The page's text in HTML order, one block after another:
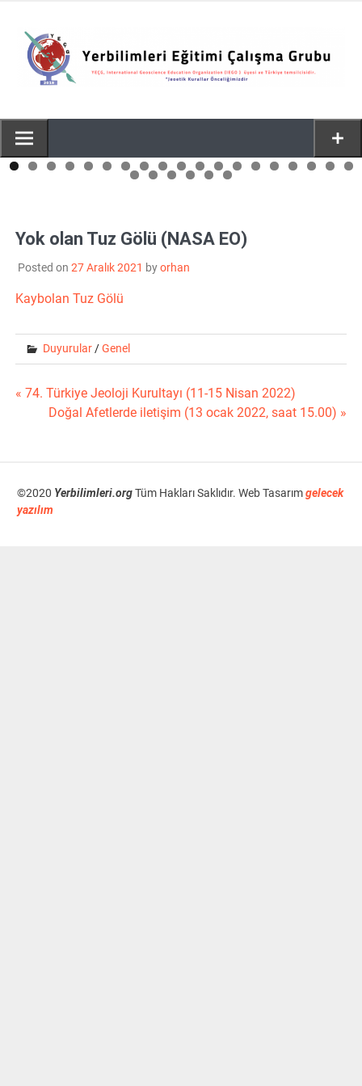
content
Yok olan Tuz Gölü (NASA EO)
Posted on 27 Aralık 2021 byorhan
Kaybolan Tuz Gölü
Duyurular/Genel
Yazı
« 74. Türkiye Jeoloji Kurultayı (11-15 Nisan 2022)
Doğal Afetlerde iletişim (13 ocak 2022, saat 15.00) »
©2020 Yerbilimleri.orgTüm Hakları Saklıdır. Web Tasarımgelecek
yazılım